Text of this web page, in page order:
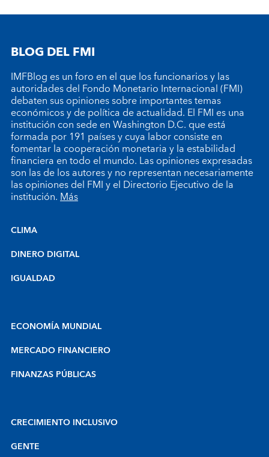
BLOG DEL FMI
IMFBlog es un foro en el que los funcionarios y las
autoridades del Fondo Monetario Internacional (FMI)
debaten sus opiniones sobre importantes temas
económicos y de política de actualidad. El FMI es una
institución con sede en Washington D.C. que está
formada por 191 países y cuya labor consiste en
fomentar la cooperación monetaria y la estabilidad
financiera en todo el mundo. Las opiniones expresadas
son las de los autores y no representan necesariamente
las opiniones del FMI y el Directorio Ejecutivo de la
institución.Más
CLIMA
DINERO DIGITAL
IGUALDAD
ECONOMÍA MUNDIAL
MERCADO FINANCIERO
FINANZAS PÚBLICAS
CRECIMIENTO INCLUSIVO
GENTE